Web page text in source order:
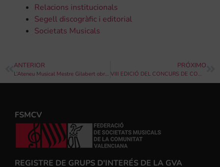
Relacions institucionals
Segell discogràfic i editorial
Societats Musicals
ANTERIOR
L’Ateneu Musical Mestre Gilabert obri el període de matriculació per a la seua escola de música
PRÓXIMO
VIII EDICIÓ DEL CONCURS DE COMPOSICIÓ DIDÀCTICA DE LA PROVÍNCIA D’ALACANT
FSMCV
REGISTRE DE GRUPS D'INTERÉS DE LA GVA